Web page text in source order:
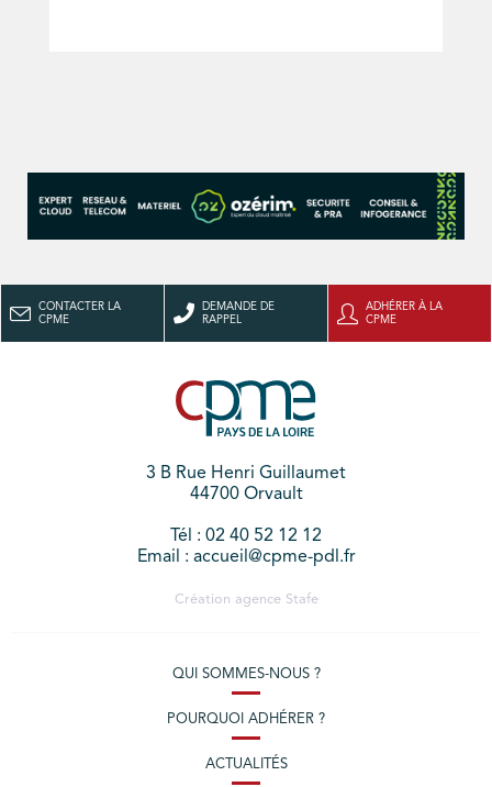
CONTACTER LA
CPME
DEMANDE DE
RAPPEL
ADHÉRER À LA
CPME
3 B Rue Henri Guillaumet
44700 Orvault
Tél : 02 40 52 12 12
Email : accueil@cpme-pdl.fr
Création agence Stafe
QUI SOMMES-NOUS ?
POURQUOI ADHÉRER ?
ACTUALITÉS